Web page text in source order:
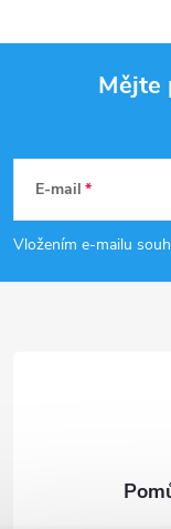
p
a
Mějte
E-mail
Vložením e-mailu